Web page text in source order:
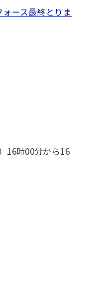
ース最終とりま
16時00分から16